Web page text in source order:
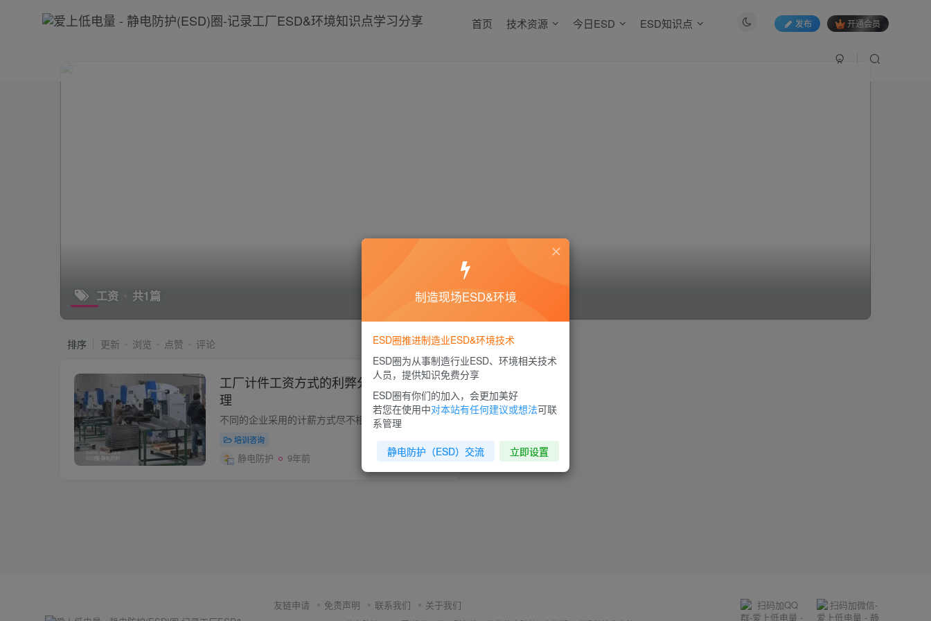
首页 技术资源 今日ESD ESD知识点 发布 开通会员
工资 共1篇
排序 更新 浏览 点赞 评论
工厂计件工资方式的利弊分析，相当有道
理
培训咨询
静电防护 9年前 0 6202 2
友链申请 免责声明 联系我们 关于我们
制造现场ESD&环境
ESD圈推进制造业ESD&环境技术
ESD圈为从事制造行业ESD、环境相关技术
人员，提供知识免费分享
ESD圈有你们的加入，会更加美好
若您在使用中对本站有任何建议或想法可联
系管理
静电防护（ESD）交流 立即设置